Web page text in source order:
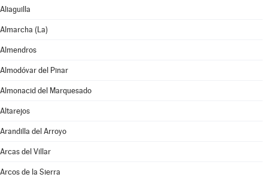
Aliaguilla
Almarcha (La)
Almendros
Almodóvar del Pinar
Almonacid del Marquesado
Altarejos
Arandilla del Arroyo
Arcas del Villar
Arcos de la Sierra